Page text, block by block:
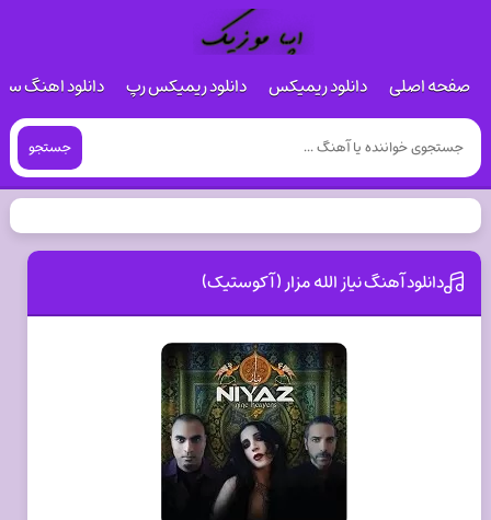
صفحه اصلی دانلود ریمیکس دانلود ریمیکس رپ دانلود اهنگ
جستجو
دانلود آهنگ نیاز الله مزار (آکوستیک)